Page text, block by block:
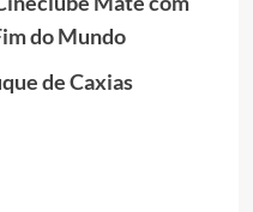
do Mundo
de Caxias